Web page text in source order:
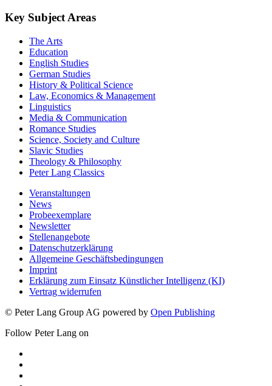
Key Subject Areas
The Arts
Education
English Studies
German Studies
History & Political Science
Law, Economics & Management
Linguistics
Media & Communication
Romance Studies
Science, Society and Culture
Slavic Studies
Theology & Philosophy
Peter Lang Classics
Veranstaltungen
News
Probeexemplare
Newsletter
Stellenangebote
Datenschutzerklärung
Allgemeine Geschäftsbedingungen
Imprint
Erklärung zum Einsatz Künstlicher Intelligenz (KI)
Vertrag widerrufen
© Peter Lang Group AG powered by Open Publishing
Follow Peter Lang on